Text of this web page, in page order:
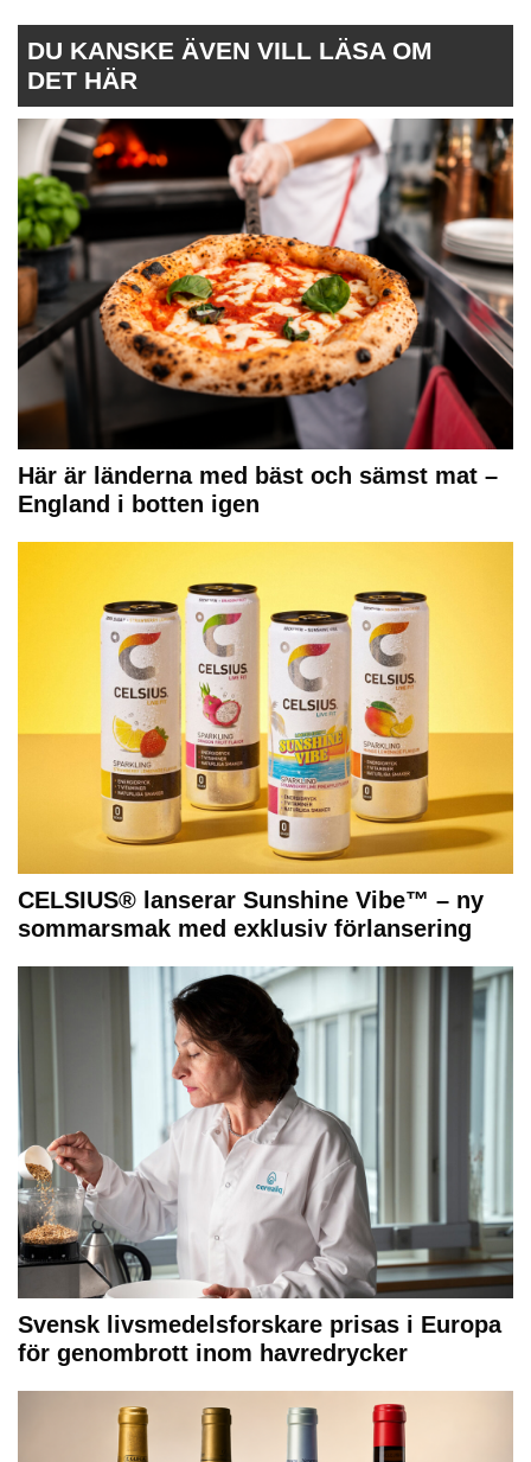
DU KANSKE ÄVEN VILL LÄSA OM
DET HÄR
Här är länderna med bäst och sämst mat –
England i botten igen
CELSIUS® lanserar Sunshine Vibe™ – ny
sommarsmak med exklusiv förlansering
Svensk livsmedelsforskare prisas i Europa
för genombrott inom havredrycker